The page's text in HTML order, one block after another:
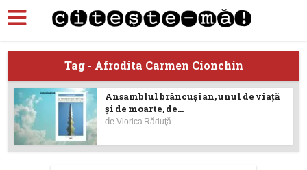
Tag - Afrodita Carmen Cionchin
Ansamblul brâncușian, unul de viață
și de moarte, de...
deViorica Răduţă